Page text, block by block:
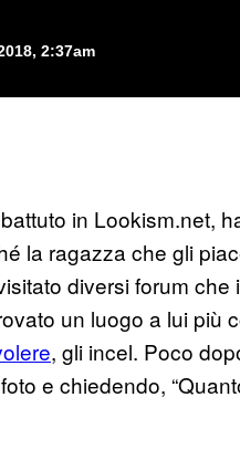
2:37am
in Lookism.net,
la ragazza che gli
diversi forum che
un luogo a lui più
, gli incel. Poco
e chiedendo,